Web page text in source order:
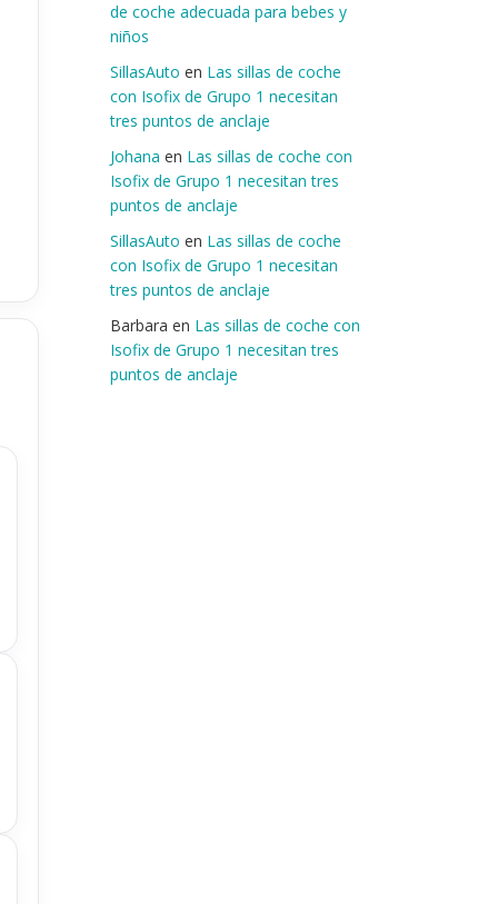
de coche adecuada para bebes y
niños
SillasAuto en Las sillas de coche
con Isofix de Grupo 1 necesitan
tres puntos de anclaje
Johana en Las sillas de coche con
Isofix de Grupo 1 necesitan tres
puntos de anclaje
SillasAuto en Las sillas de coche
con Isofix de Grupo 1 necesitan
tres puntos de anclaje
Barbara en Las sillas de coche con
Isofix de Grupo 1 necesitan tres
puntos de anclaje